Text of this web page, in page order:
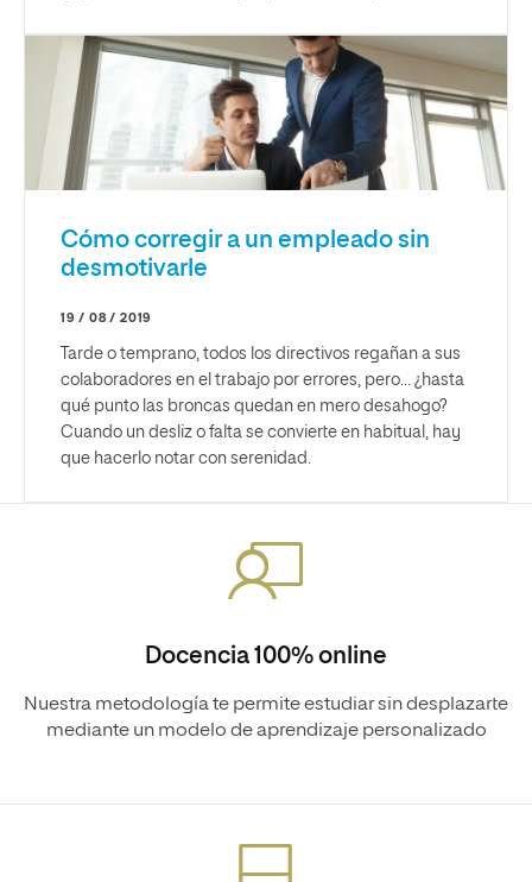
Cómo corregir a un empleado sin
desmotivarle
19 / 08 / 2019
Tarde o temprano, todos los directivos regañan a sus
colaboradores en el trabajo por errores, pero… ¿hasta
qué punto las broncas quedan en mero desahogo?
Cuando un desliz o falta se convierte en habitual, hay
que hacerlo notar con serenidad.
Docencia 100% online
Nuestra metodología te permite estudiar sin desplazarte
mediante un modelo de aprendizaje personalizado